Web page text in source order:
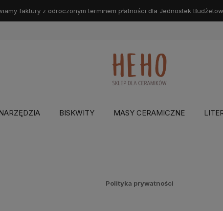
faktury z odroczonym terminem płatności dla Jednostek
BISKWITY MASY CERAMICZNE
Polityka prywatności